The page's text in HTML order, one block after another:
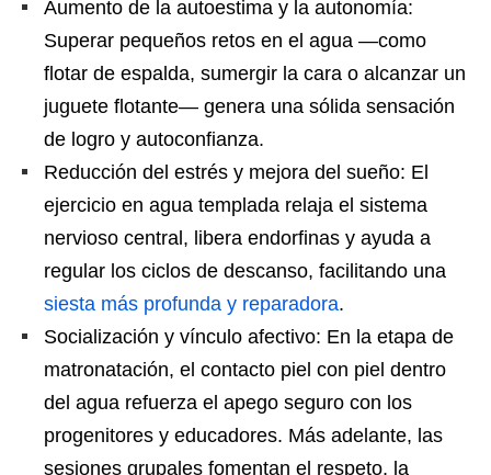
Aumento de la autoestima y la autonomía:
Superar pequeños retos en el agua —como
flotar de espalda, sumergir la cara o alcanzar un
juguete flotante— genera una sólida sensación
de logro y autoconfianza.
Reducción del estrés y mejora del sueño: El
ejercicio en agua templada relaja el sistema
nervioso central, libera endorfinas y ayuda a
regular los ciclos de descanso, facilitando una
siesta más profunda y reparadora.
Socialización y vínculo afectivo: En la etapa de
matronatación, el contacto piel con piel dentro
del agua refuerza el apego seguro con los
progenitores y educadores. Más adelante, las
sesiones grupales fomentan el respeto, la